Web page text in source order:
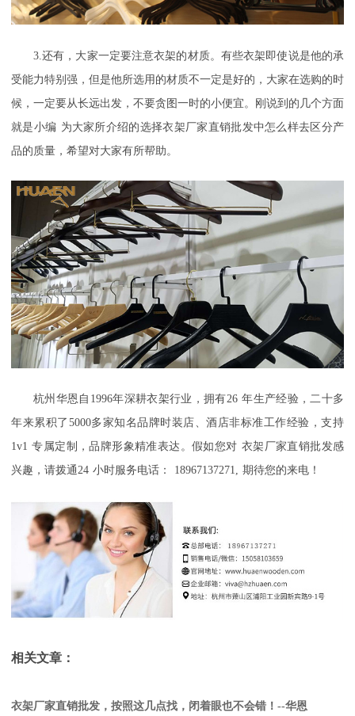
3.还有， 大家一定要注意衣架的材质。有些衣架即使说是他的承
受能力特别强，但是他所选用的材质不一定是好的，大家在选购的时
候，一定要从长远出发，不要贪图一时的小便宜。刚说到的几个方面
就是小编 为大家所介绍的选择衣架厂家直销批发中怎么样去区分产
品的质量，希望对大家有所帮助。
杭州华恩自 1996年深耕衣架行业，拥有26 年生产经验，二十多
年来累积了 5000多家知名品牌时装店、酒店非标准工作经验，支持
1v1 专属定制，品牌形象精准表达。假如您对 衣架厂家直销批发感
兴趣，请拨通24 小时服务电话： 18967137271, 期待您的来电！
相关文章：
衣架厂家直销批发，按照这几点找，闭着眼也不会错！--华恩